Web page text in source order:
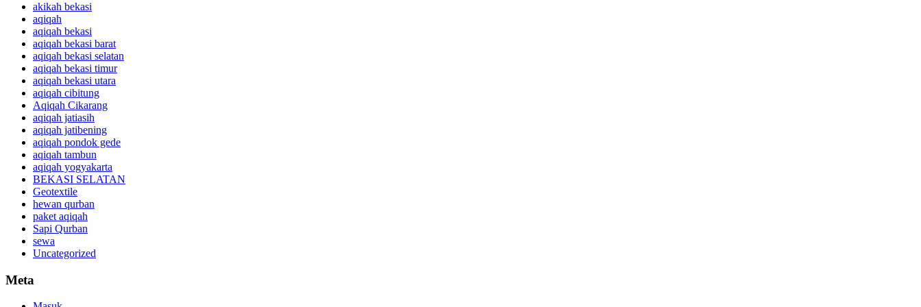
akikah bekasi
aqiqah
aqiqah bekasi
aqiqah bekasi barat
aqiqah bekasi selatan
aqiqah bekasi timur
aqiqah bekasi utara
aqiqah cibitung
Aqiqah Cikarang
aqiqah jatiasih
aqiqah jatibening
aqiqah pondok gede
aqiqah tambun
aqiqah yogyakarta
BEKASI SELATAN
Geotextile
hewan qurban
paket aqiqah
Sapi Qurban
sewa
Uncategorized
Meta